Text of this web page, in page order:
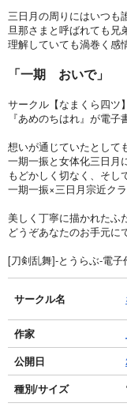
三日月の周りにはいつも
旦那さまと呼ばれても兄
理解していても渦巻く感
「一期 おいで」
サークル【なまくら四ツ
『あめのちはれ』が電
想いが通じていたとして
一期一振と女体化三日月
もどかしく切なく、そし
一期一振×三日月宗近ク
美しく丁寧に描かれたふ
どうぞあなたのお手元に
[刀剣乱舞]-とうらぶ-電子
サークル名
作家
公開日
種別/サイズ